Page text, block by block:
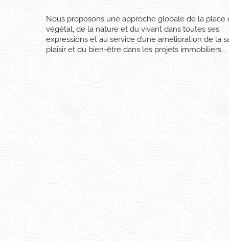
Nous proposons une approche globale de la place
végétal, de la nature et du vivant dans toutes ses
expressions et au service d’une amélioration de la
plaisir et du bien-être dans les projets immobiliers…